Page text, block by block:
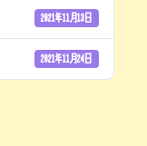
2021年11月13日
2021年11月24日